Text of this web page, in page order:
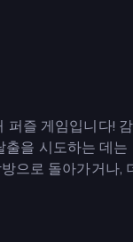
즐 게임입니다!
을 시도하는 데
으로 돌아가거나,